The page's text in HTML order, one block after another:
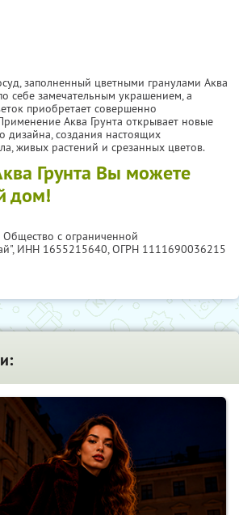
заполненный цветными гранулами Аква
себе замечательным украшением, а
приобретает совершенно
Аква Грунта открывает новые
дизайна, создания настоящих
живых растений и срезанных цветов.
Грунта Вы можете
дом!
Общество с ограниченной
ИНН 1655215640, ОГРН 1111690036215